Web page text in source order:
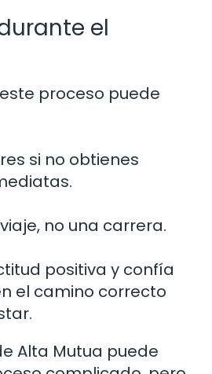
el
proceso puede
si no obtienes
no una carrera.
positiva y confía
el camino correcto
Alta Mutua puede